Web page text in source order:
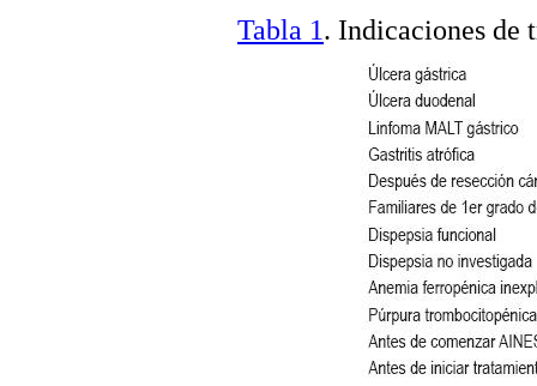
Tabla 1. Indicaciones de